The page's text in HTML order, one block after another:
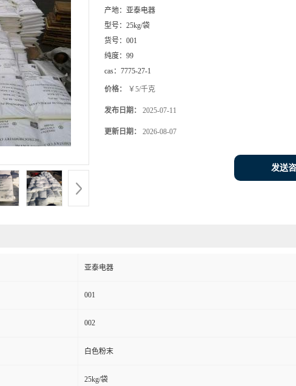
产地： 亚泰电器
型号： 25kg/袋
货号： 001
纯度： 99
cas： 7775-27-1
价格： ￥5/千克
发布日期： 2025-07-11
更新日期： 2026-08-07
发送
亚泰电器
001
002
白色粉末
25kg/袋